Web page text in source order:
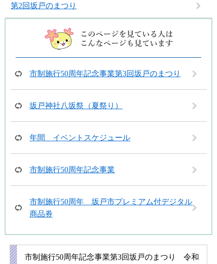
第2回坂戸のまつり
市制施行50周年記念事業第3回坂戸のまつり
坂戸神社八坂祭（夏祭り）
年間 イベントスケジュール
市制施行50周年記念事業
市制施行50周年 坂戸市プレミアム付デジタル
商品券
市制施行50周年記念事業第3回坂戸のまつり 令和